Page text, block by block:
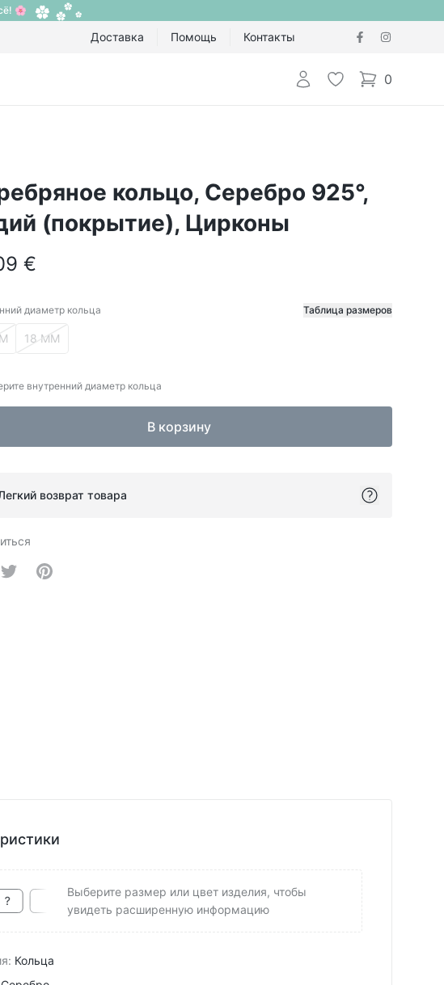
🌸
Доставка Помощь Контакты
Авторизоваться
Избранное
0
items in cart,
кольцо, Серебро 925°,
(покрытие), Цирконы
€
диаметр кольца Таблица размеров
диаметр кольца
18 ММ
внутренний диаметр кольца
В корзину
возврат товара
on Facebook
Share on Twitter
Share on Pinterest
Выберите размер или цвет изделия, чтобы
увидеть расширенную информацию
: Кольца